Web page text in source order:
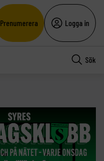
Prenumerera Logga in
Sök